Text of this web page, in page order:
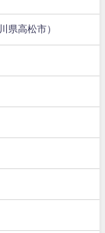
県高松市）